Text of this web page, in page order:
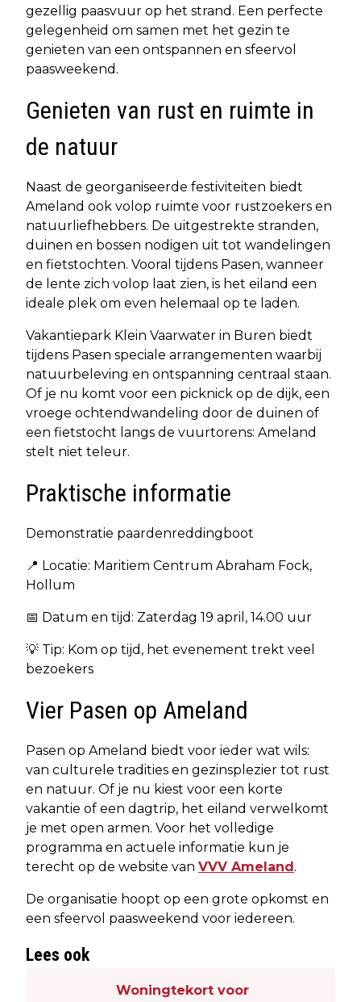
gezellig paasvuur op het strand. Een perfecte
gelegenheid om samen met het gezin te
genieten van een ontspannen en sfeervol
paasweekend.
Genieten van rust en ruimte in
de natuur
Naast de georganiseerde festiviteiten biedt
Ameland ook volop ruimte voor rustzoekers en
natuurliefhebbers. De uitgestrekte stranden,
duinen en bossen nodigen uit tot wandelingen
en fietstochten. Vooral tijdens Pasen, wanneer
de lente zich volop laat zien, is het eiland een
ideale plek om even helemaal op te laden.
Vakantiepark Klein Vaarwater in Buren biedt
tijdens Pasen speciale arrangementen waarbij
natuurbeleving en ontspanning centraal staan.
Of je nu komt voor een picknick op de dijk, een
vroege ochtendwandeling door de duinen of
een fietstocht langs de vuurtorens: Ameland
stelt niet teleur.
Praktische informatie
Demonstratie paardenreddingboot
📍 Locatie: Maritiem Centrum Abraham Fock,
Hollum
📅 Datum en tijd: Zaterdag 19 april, 14.00 uur
💡 Tip: Kom op tijd, het evenement trekt veel
bezoekers
Vier Pasen op Ameland
Pasen op Ameland biedt voor ieder wat wils:
van culturele tradities en gezinsplezier tot rust
en natuur. Of je nu kiest voor een korte
vakantie of een dagtrip, het eiland verwelkomt
je met open armen. Voor het volledige
programma en actuele informatie kun je
terecht op de website van VVV Ameland.
De organisatie hoopt op een grote opkomst en
een sfeervol paasweekend voor iedereen.
Lees ook
Woningtekort voor